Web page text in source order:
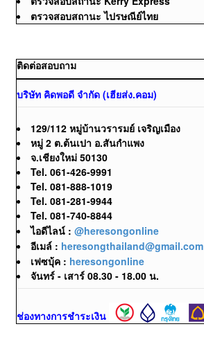
ตรวจสอบสถานะ ไปรษณีย์ไทย
ติดต่อสอบถาม
บริษัท คิดพอดี จำกัด (เฮียส่ง.คอม)
129/112 หมู่บ้านวรารมย์ เจริญเมือง
หมู่ 2 ต.ต้นเปา อ.สันกำแพง
จ.เชียงใหม่ 50130
Tel. 061-426-9991
Tel. 081-888-1019
Tel. 081-281-9944
Tel. 081-740-8844
ไอดีไลน์ : @heresongonline
อีเมล์ : heresongthailand@gmail.com
เฟซบุ้ค : heresongonline
จันทร์ - เสาร์ 08.30 - 18.00 น.
ช่องทางการชำระเงิน